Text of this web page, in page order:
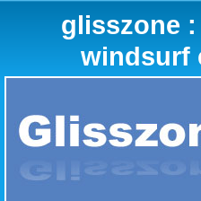
glisszone
windsurf